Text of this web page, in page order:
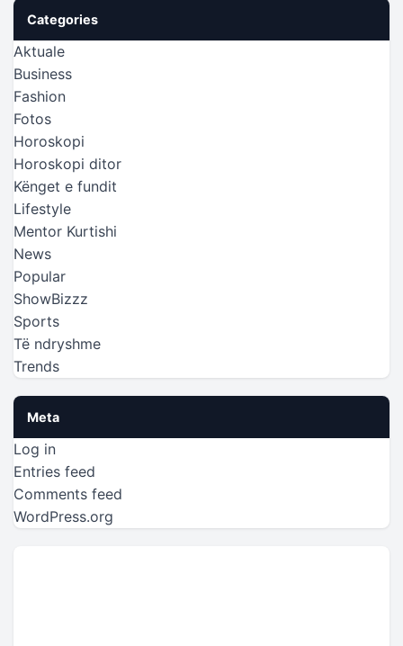
Categories
Aktuale
Business
Fashion
Fotos
Horoskopi
Horoskopi ditor
Kënget e fundit
Lifestyle
Mentor Kurtishi
News
Popular
ShowBizzz
Sports
Të ndryshme
Trends
Meta
Log in
Entries feed
Comments feed
WordPress.org